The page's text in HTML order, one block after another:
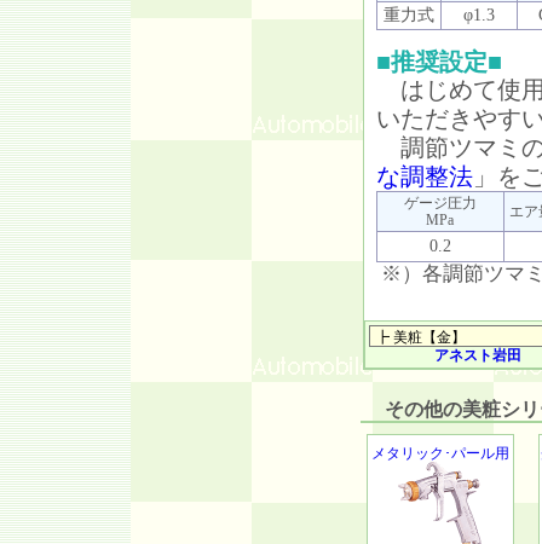
重力式 φ1.3
■推奨設定■
はじめて使
いただきやす
調節ツマミ
な調整法」を
ゲージ圧力
MPa
エ
0.2
※）各調節ツマ
アネスト岩田
その他の美粧シリ
メタリック･パール用